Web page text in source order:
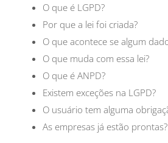
O que é LGPD?
Por que a lei foi criada?
O que acontece se algum
O que muda com essa lei?
O que é ANPD?
Existem exceções na LGPD?
O usuário tem alguma
As empresas já estão prontas?